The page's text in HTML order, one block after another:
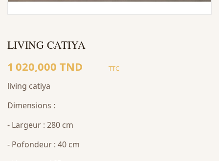
LIVING CATIYA
1 020,000 TND TTC
living catiya
Dimensions :
- Largeur : 280 cm
- Pofondeur : 40 cm